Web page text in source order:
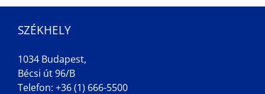
SZÉKHELY
1034 Budapest,
Bécsi út 96/B
Telefon: +36 (1) 666-5500